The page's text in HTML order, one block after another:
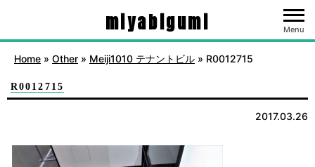
miyabigumi Menu
Home » Other » Meiji1010 テナントビル » R0012715
R0012715
2017.03.26